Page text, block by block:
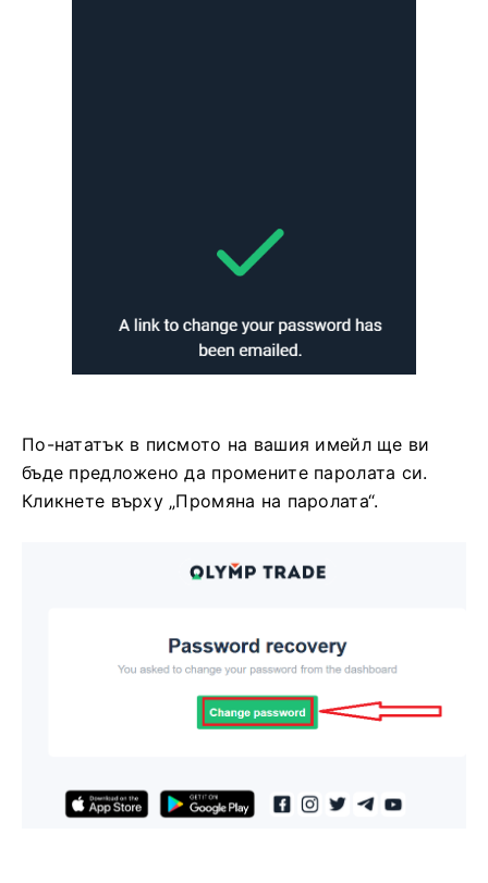
По-нататък в писмото на вашия имейл ще ви
бъде предложено да промените паролата си.
Кликнете върху „Промяна на паролата“.